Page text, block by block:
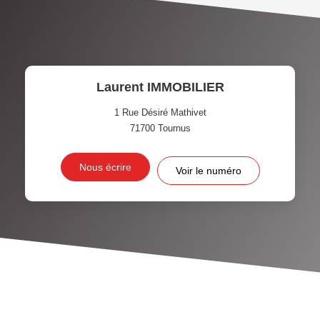
Laurent IMMOBILIER
1 Rue Désiré Mathivet
71700 Tournus
Nous écrire Voir le numéro